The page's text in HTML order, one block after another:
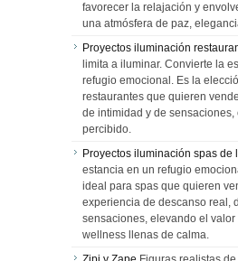
favorecer la relajación y
una atmósfera de paz,
Proyectos iluminación
limita a iluminar. Convierte la
refugio emocional. Es la
restaurantes que quieren
de intimidad y de
percibido.
Proyectos iluminación spas de
estancia en un refugio
ideal para spas que quieren
experiencia de descanso real,
sensaciones, elevando el
wellness llenas de calma.